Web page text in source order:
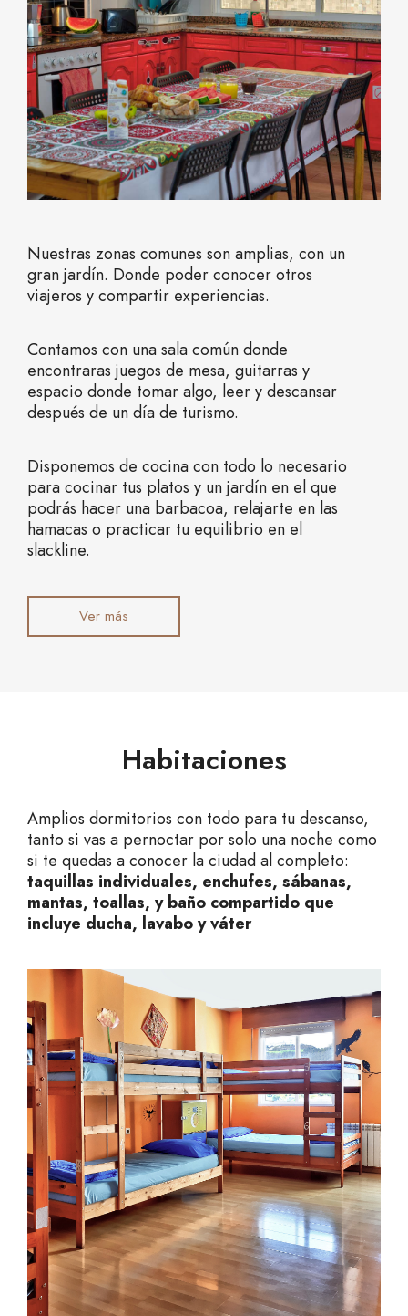
Nuestras zonas comunes son amplias, con un
gran jardín. Donde poder conocer otros
viajeros y compartir experiencias.
Contamos con una sala común donde
encontraras juegos de mesa, guitarras y
espacio donde tomar algo, leer y descansar
después de un día de turismo.
Disponemos de cocina con todo lo necesario
para cocinar tus platos y un jardín en el que
podrás hacer una barbacoa, relajarte en las
hamacas o practicar tu equilibrio en el
slackline.
Ver más
Habitaciones
Amplios dormitorios con todo para tu descanso,
tanto si vas a pernoctar por solo una noche como
si te quedas a conocer la ciudad al completo:
taquillas individuales, enchufes, sábanas,
mantas, toallas, y baño compartido que
incluye ducha, lavabo y váter